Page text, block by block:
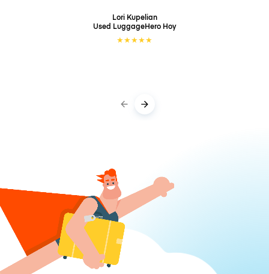
Lori Kupelian
Used LuggageHero Hoy
★★★★★